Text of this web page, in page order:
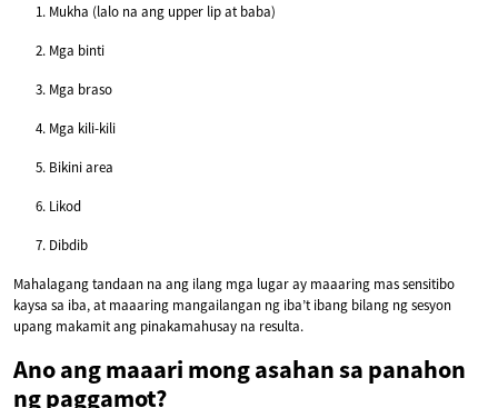
Mukha (lalo na ang upper lip at baba)
Mga binti
Mga braso
Mga kili-kili
Bikini area
Likod
Dibdib
Mahalagang tandaan na ang ilang mga lugar ay maaaring mas sensitibo
kaysa sa iba, at maaaring mangailangan ng iba’t ibang bilang ng sesyon
upang makamit ang pinakamahusay na resulta.
Ano ang maaari mong asahan sa panahon
ng paggamot?